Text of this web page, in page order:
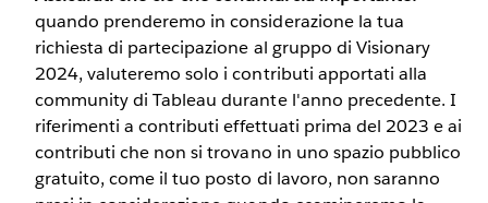
quando prenderemo in considerazione la tua
richiesta di partecipazione al gruppo di Visionary
2024, valuteremo solo i contributi apportati alla
community di Tableau durante l'anno precedente. I
riferimenti a contributi effettuati prima del 2023 e ai
contributi che non si trovano in uno spazio pubblico
gratuito, come il tuo posto di lavoro, non saranno